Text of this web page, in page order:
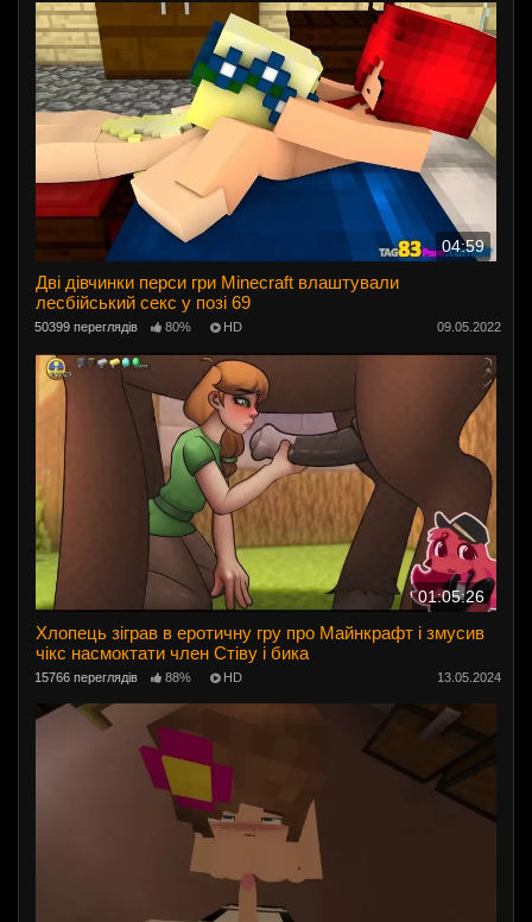
04:59
Дві дівчинки перси гри Minecraft влаштували
лесбійський секс у позі 69
50399 переглядів 80% HD 09.05.2022
01:05:26
Хлопець зіграв в еротичну гру про Майнкрафт і змусив
чікс насмоктати член Стіву і бика
15766 переглядів 88% HD 13.05.2024